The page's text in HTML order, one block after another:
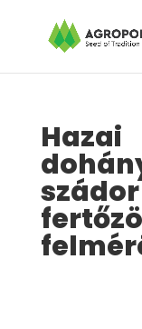
Hazai
szádor